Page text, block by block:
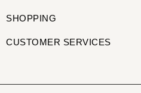
SHOPPING
CUSTOMER SERVICES